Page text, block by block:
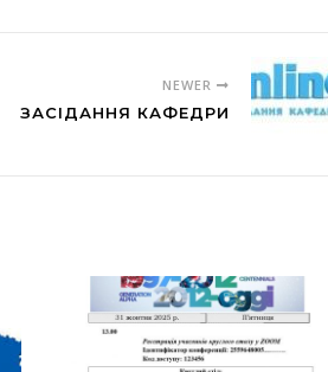
NEWER
ЗАСІДАННЯ КАФЕДРИ